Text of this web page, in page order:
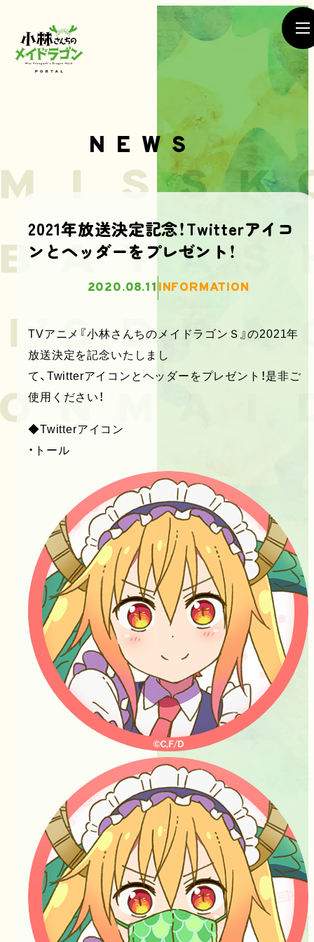
SEASON1
SEASON2
MOVIE
NEWS
2021年放送決定記念！Twitterアイコ
ンとヘッダーをプレゼント！
2020.08.11 INFORMATION
TVアニメ『小林さんちのメイドラゴンＳ』の2021年
放送決定を記念いたしまし
て、Twitterアイコンとヘッダーをプレゼント！是非ご
使用ください！
◆Twitterアイコン
・トール